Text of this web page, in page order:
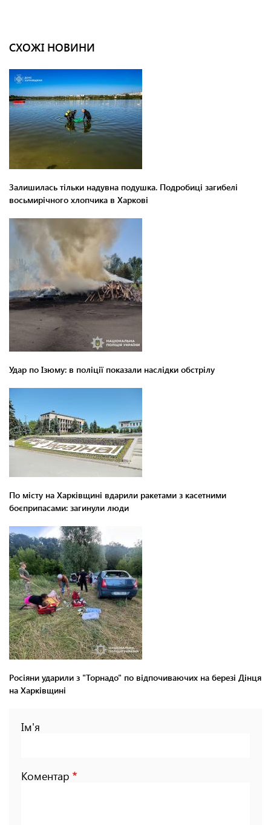
СХОЖІ НОВИНИ
Залишилась тільки надувна подушка. Подробиці загибелі
восьмирічного хлопчика в Харкові
Удар по Ізюму: в поліції показали наслідки обстрілу
По місту на Харківщині вдарили ракетами з касетними
боєприпасами: загинули люди
Росіяни ударили з "Торнадо" по відпочиваючих на березі Дінця
на Харківщині
Ім'я
Коментар